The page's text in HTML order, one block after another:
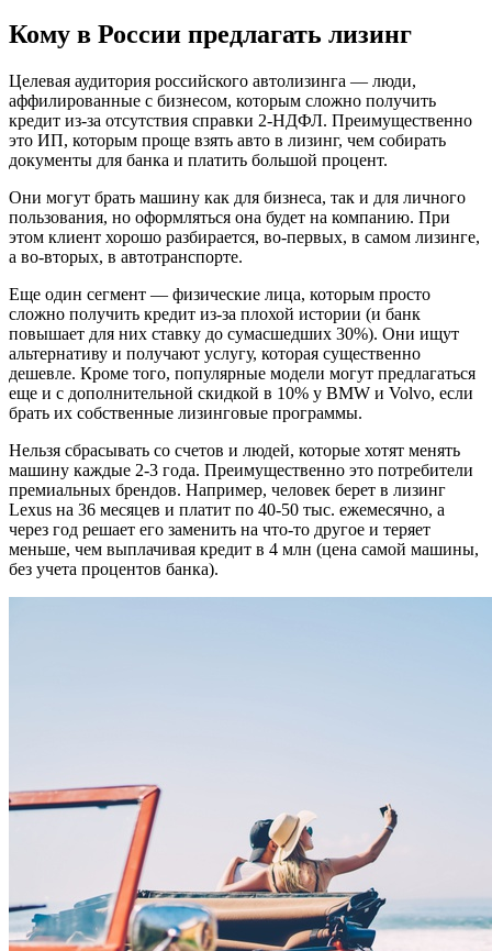
Кому в России предлагать лизинг
Целевая аудитория российского автолизинга — люди,
аффилированные с бизнесом, которым сложно получить
кредит из-за отсутствия справки 2-НДФЛ. Преимущественно
это ИП, которым проще взять авто в лизинг, чем собирать
документы для банка и платить большой процент.
Они могут брать машину как для бизнеса, так и для личного
пользования, но оформляться она будет на компанию. При
этом клиент хорошо разбирается, во-первых, в самом лизинге,
а во-вторых, в автотранспорте.
Еще один сегмент — физические лица, которым просто
сложно получить кредит из-за плохой истории (и банк
повышает для них ставку до сумасшедших 30%). Они ищут
альтернативу и получают услугу, которая существенно
дешевле. Кроме того, популярные модели могут предлагаться
еще и с дополнительной скидкой в 10% у BMW и Volvo, если
брать их собственные лизинговые программы.
Нельзя сбрасывать со счетов и людей, которые хотят менять
машину каждые 2-3 года. Преимущественно это потребители
премиальных брендов. Например, человек берет в лизинг
Lexus на 36 месяцев и платит по 40-50 тыс. ежемесячно, а
через год решает его заменить на что-то другое и теряет
меньше, чем выплачивая кредит в 4 млн (цена самой машины,
без учета процентов банка).